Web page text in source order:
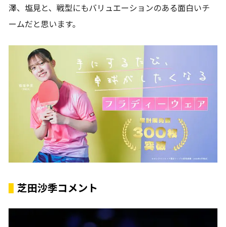
澤、塩見と、戦型にもバリュエーションのある面白いチ
ームだと思います。
芝田沙季コメント